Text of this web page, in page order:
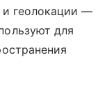
и геолокации —
для